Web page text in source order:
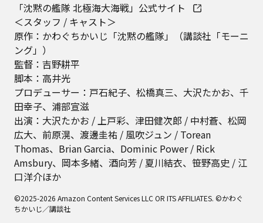
「沈黙の艦隊 北極海大海戦」公式サイト
＜スタッフ / キャスト＞
原作：かわぐちかいじ「沈黙の艦隊」（講談社「モーニ
ング」）
監督：吉野耕平
脚本：高井光
プロデューサー：戸石紀子、松橋真三、大沢たかお、千
田幸子、浦部宣滋
出演：大沢たかお / 上戸彩、津田健次郎 / 中村蒼、松岡
広大、前原滉、渡邊圭祐 / 風吹ジュン / Torean
Thomas、Brian Garcia、Dominic Power / Rick
Amsbury、岡本多緒、酒向芳 / 夏川結衣、笹野高史 / 江
口洋介ほか
©2025-2026 Amazon Content Services LLC OR ITS AFFILIATES. ©かわぐ
ちかいじ／講談社